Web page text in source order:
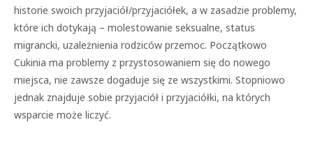
historie swoich przyjaciół/przyjaciółek, a w zasadzie problemy,
które ich dotykają – molestowanie seksualne, status
migrancki, uzależnienia rodziców przemoc. Początkowo
Cukinia ma problemy z przystosowaniem się do nowego
miejsca, nie zawsze dogaduje się ze wszystkimi. Stopniowo
jednak znajduje sobie przyjaciół i przyjaciółki, na których
wsparcie może liczyć.